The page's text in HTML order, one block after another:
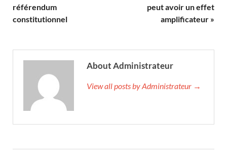
référendum
constitutionnel
peut avoir un effet
amplificateur »
About Administrateur
View all posts by Administrateur →